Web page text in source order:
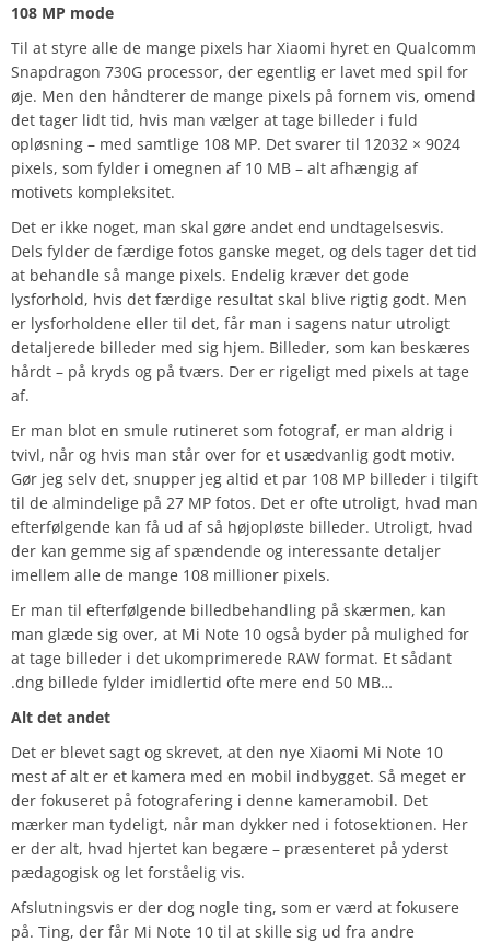
108 MP mode
Til at styre alle de mange pixels har Xiaomi hyret en Qualcomm
Snapdragon 730G processor, der egentlig er lavet med spil for
øje. Men den håndterer de mange pixels på fornem vis, omend
det tager lidt tid, hvis man vælger at tage billeder i fuld
opløsning – med samtlige 108 MP. Det svarer til 12032 × 9024
pixels, som fylder i omegnen af 10 MB – alt afhængig af
motivets kompleksitet.
Det er ikke noget, man skal gøre andet end undtagelsesvis.
Dels fylder de færdige fotos ganske meget, og dels tager det tid
at behandle så mange pixels. Endelig kræver det gode
lysforhold, hvis det færdige resultat skal blive rigtig godt. Men
er lysforholdene eller til det, får man i sagens natur utroligt
detaljerede billeder med sig hjem. Billeder, som kan beskæres
hårdt – på kryds og på tværs. Der er rigeligt med pixels at tage
af.
Er man blot en smule rutineret som fotograf, er man aldrig i
tvivl, når og hvis man står over for et usædvanlig godt motiv.
Gør jeg selv det, snupper jeg altid et par 108 MP billeder i tilgift
til de almindelige på 27 MP fotos. Det er ofte utroligt, hvad man
efterfølgende kan få ud af så højopløste billeder. Utroligt, hvad
der kan gemme sig af spændende og interessante detaljer
imellem alle de mange 108 millioner pixels.
Er man til efterfølgende billedbehandling på skærmen, kan
man glæde sig over, at Mi Note 10 også byder på mulighed for
at tage billeder i det ukomprimerede RAW format. Et sådant
.dng billede fylder imidlertid ofte mere end 50 MB…
Alt det andet
Det er blevet sagt og skrevet, at den nye Xiaomi Mi Note 10
mest af alt er et kamera med en mobil indbygget. Så meget er
der fokuseret på fotografering i denne kameramobil. Det
mærker man tydeligt, når man dykker ned i fotosektionen. Her
er der alt, hvad hjertet kan begære – præsenteret på yderst
pædagogisk og let forståelig vis.
Afslutningsvis er der dog nogle ting, som er værd at fokusere
på. Ting, der får Mi Note 10 til at skille sig ud fra andre